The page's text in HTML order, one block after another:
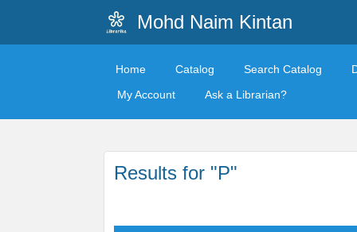
Mohd Naim Kintan
Home Catalog Search Catalog
My Account
Ask a Librarian?
Results for "P"